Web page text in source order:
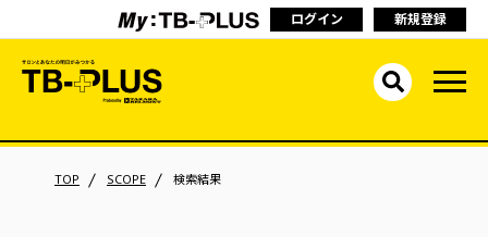
ログイン 新規登録
TOP SCOPE 検索結果